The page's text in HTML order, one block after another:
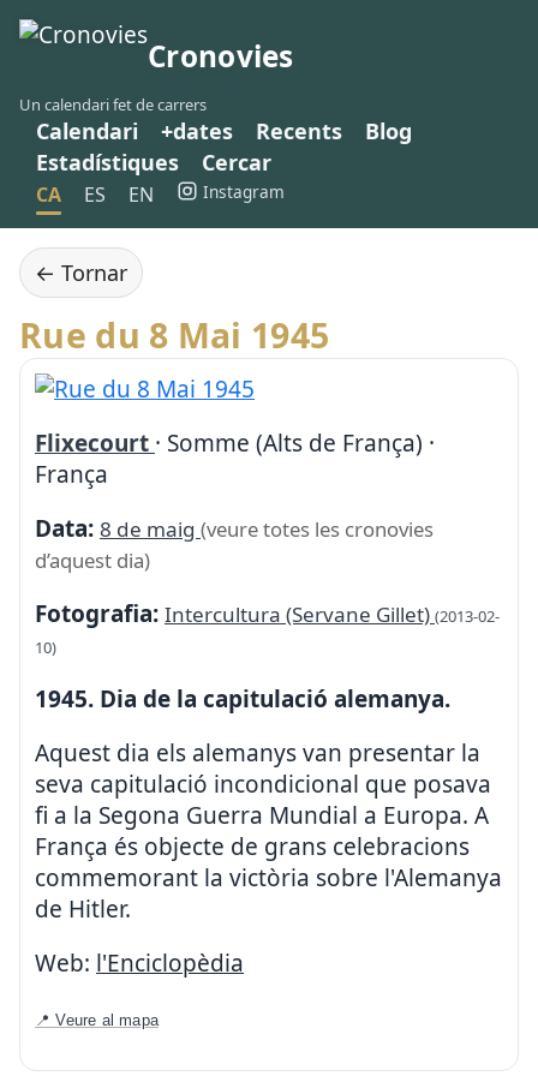
Cronovies
Un calendari fet de carrers
Calendari +dates Recents
Blog
Estadístiques
Cercar
CA ES EN Instagram
← Tornar
Rue du 8 Mai 1945
Flixecourt · Somme (Alts de França) ·
França
Data: 8 de maig (veure totes les cronovies
d’aquest dia)
Fotografia: Intercultura (Servane Gillet) (2013-02-
10)
1945. Dia de la capitulació alemanya.
Aquest dia els alemanys van presentar la
seva capitulació incondicional que posava
fi a la Segona Guerra Mundial a Europa. A
França és objecte de grans celebracions
commemorant la victòria sobre l'Alemanya
de Hitler.
Web: l'Enciclopèdia
📍 Veure al mapa